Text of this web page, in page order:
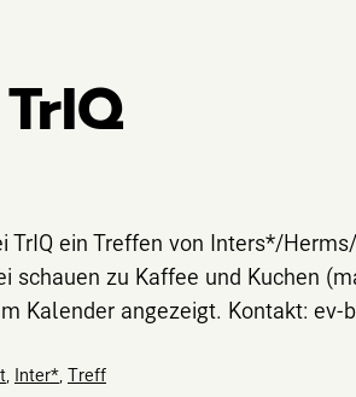
ein Treffen von Inters*/
zu Kaffee und Kuchen
Kalender angezeigt. Kontakt:
Inter* Treff